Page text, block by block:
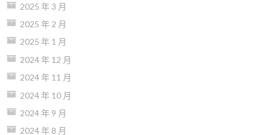
2025 年 3 月
2025 年 2 月
2025 年 1 月
2024 年 12 月
2024 年 11 月
2024 年 10 月
2024 年 9 月
2024 年 8 月